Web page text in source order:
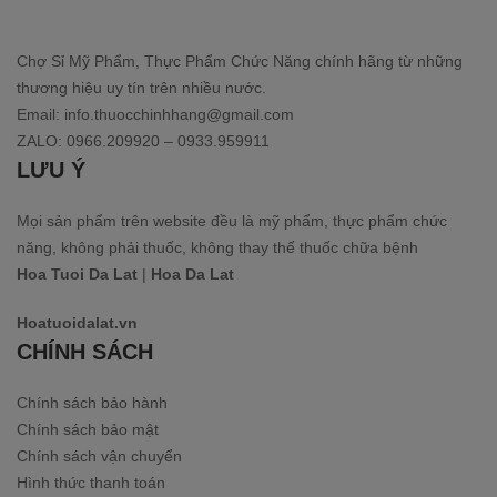
Chợ Sỉ Mỹ Phẩm, Thực Phẩm Chức Năng chính hãng từ những
thương hiệu uy tín trên nhiều nước.
Email: info.thuocchinhhang@gmail.com
ZALO: 0966.209920 – 0933.959911
LƯU Ý
Mọi sản phẩm trên website đều là mỹ phẩm, thực phẩm chức
năng, không phải thuốc, không thay thế thuốc chữa bệnh
Hoa Tuoi Da Lat | Hoa Da Lat
Hoatuoidalat.vn
CHÍNH SÁCH
Chính sách bảo hành
Chính sách bảo mật
Chính sách vận chuyển
Hình thức thanh toán